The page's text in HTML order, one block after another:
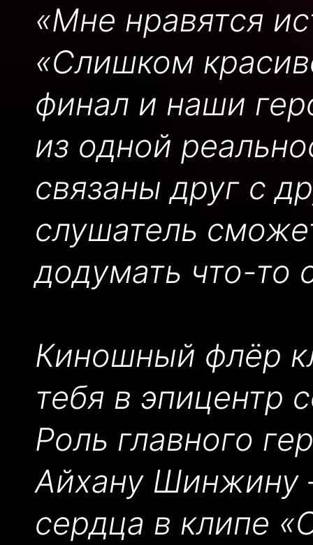
«Мне нравятся
«Слишком
финал и наши
из одной
связаны друг с
слушатель
додумать что-то
Киношный флёр
тебя в эпицентр
Роль главного
Айхану Шинжину
сердца в клипе